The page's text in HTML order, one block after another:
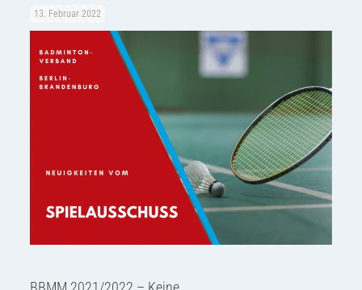
13. Februar 2022